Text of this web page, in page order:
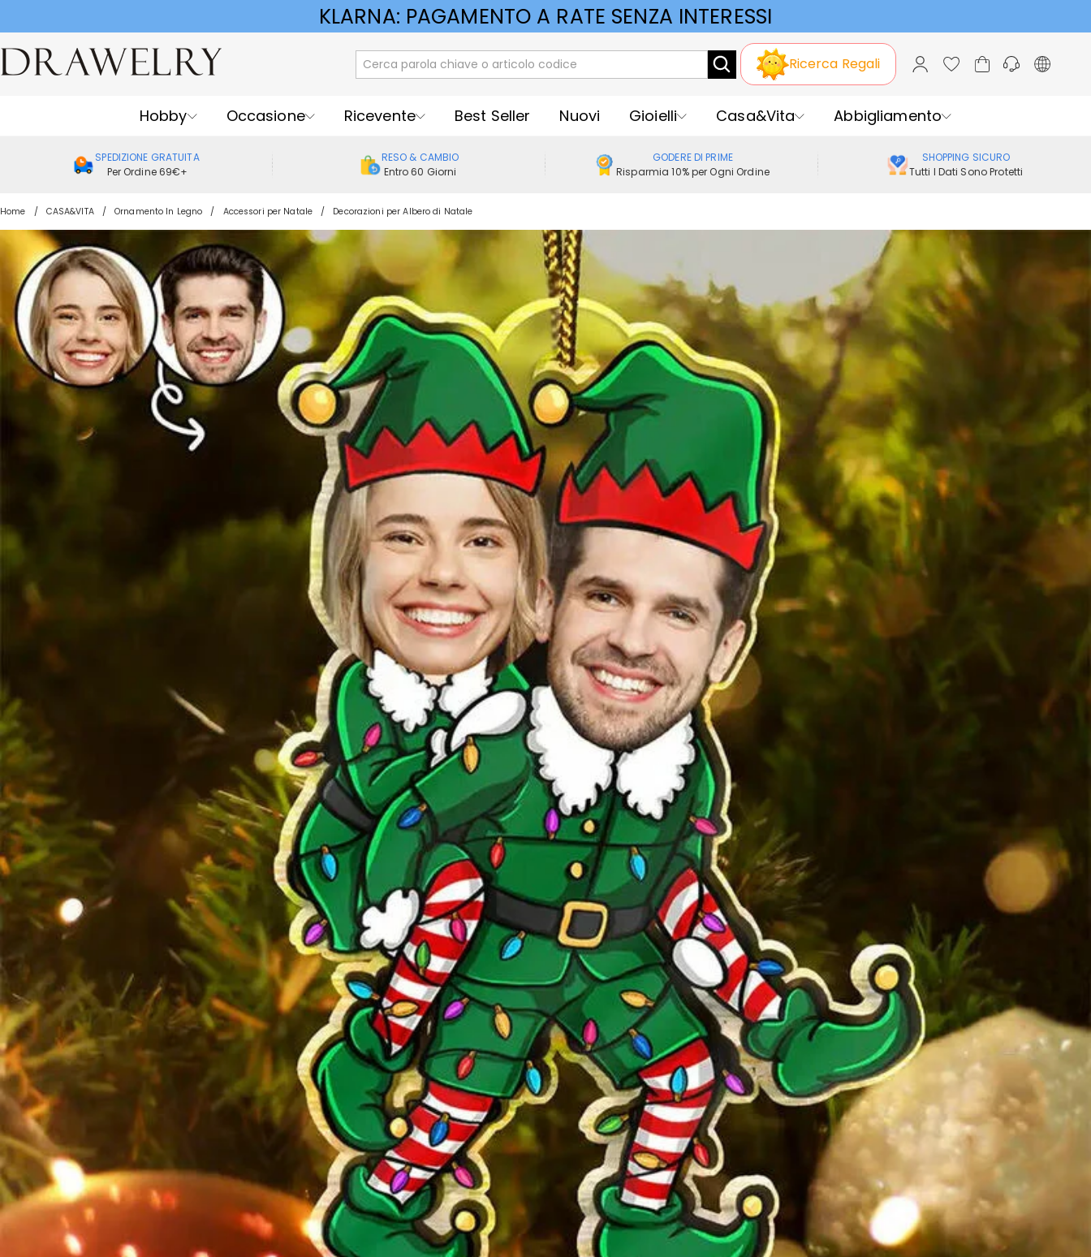
KLARNA: PAGAMENTO A RATE SENZA INTERESSI
Ricerca Regali
Hobby Occasione Ricevente Best Seller Nuovi Gioielli Casa&Vita Abbigliamento
SPEDIZIONE GRATUITA
Per Ordine 69€+
RESO & CAMBIO
Entro 60 Giorni
GODERE DI PRIME
Risparmia 10% per Ogni Ordine
SHOPPING SICURO
Tutti I Dati Sono Protetti
Home CASA&VITA Ornamento In Legno Accessori per Natale Decorazioni per Albero di Natale